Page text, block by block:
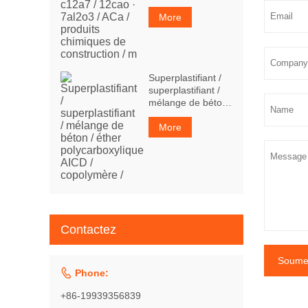
7al2o3 / ACa /
produits chimiques
de construction / m
More
Superplastifiant /
superplastifiant /
mélange de béton
/ éther
polycarboxylique
AICD / copolymère
More
Contactez
 Phone:
+86-19939356839